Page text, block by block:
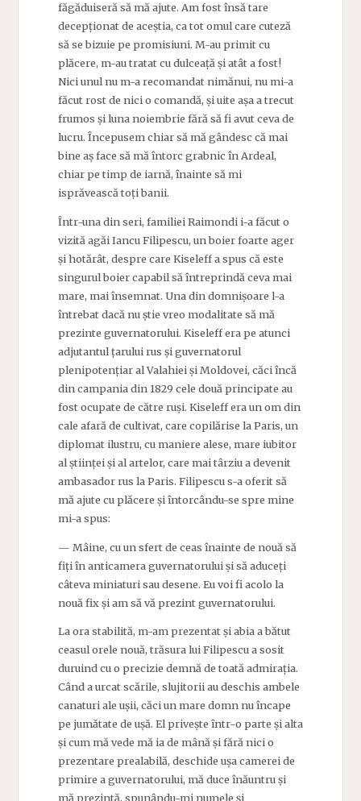
făgăduiseră să mă ajute. Am fost însă tare
decepționat de aceștia, ca tot omul care cuteză
să se bizuie pe promisiuni. M-au primit cu
plăcere, m-au tratat cu dulceață și atât a fost!
Nici unul nu m-a recomandat nimănui, nu mi-a
făcut rost de nici o comandă, și uite așa a trecut
frumos și luna noiembrie fără să fi avut ceva de
lucru. Începusem chiar să mă gândesc că mai
bine aș face să mă întorc grabnic în Ardeal,
chiar pe timp de iarnă, înainte să mi
isprăvească toți banii.
Într-una din seri, familiei Raimondi i-a făcut o
vizită agăi Iancu Filipescu, un boier foarte ager
și hotărât, despre care Kiseleff a spus că este
singurul boier capabil să întreprindă ceva mai
mare, mai însemnat. Una din domnișoare l-a
întrebat dacă nu știe vreo modalitate să mă
prezinte guvernatorului. Kiseleff era pe atunci
adjutantul țarului rus și guvernatorul
plenipotențiar al Valahiei și Moldovei, căci încă
din campania din 1829 cele două principate au
fost ocupate de către ruși. Kiseleff era un om din
cale afară de cultivat, care copilărise la Paris, un
diplomat ilustru, cu maniere alese, mare iubitor
al științei și al artelor, care mai târziu a devenit
ambasador rus la Paris. Filipescu s-a oferit să
mă ajute cu plăcere și întorcându-se spre mine
mi-a spus:
— Mâine, cu un sfert de ceas înainte de nouă să
fiți în anticamera guvernatorului și să aduceți
câteva miniaturi sau desene. Eu voi fi acolo la
nouă fix și am să vă prezint guvernatorului.
La ora stabilită, m-am prezentat și abia a bătut
ceasul orele nouă, trăsura lui Filipescu a sosit
duruind cu o precizie demnă de toată admirația.
Când a urcat scările, slujitorii au deschis ambele
canaturi ale ușii, căci un mare domn nu încape
pe jumătate de ușă. El privește într-o parte și alta
și cum mă vede mă ia de mână și fără nici o
prezentare prealabilă, deschide ușa camerei de
primire a guvernatorului, mă duce înăuntru și
mă prezintă, spunându-mi numele și